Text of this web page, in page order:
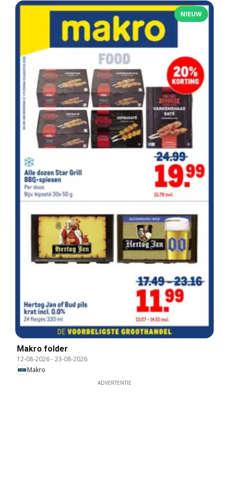
NIEUW
Makro folder
12-08-2026-23-08-2026
Makro
ADVERTENTIE